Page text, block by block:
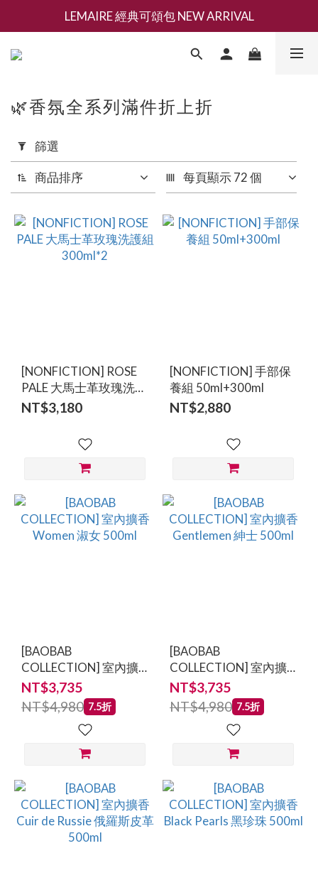
新會員募集現領抵用千元購物金
LEMAIRE 經典可頌包 NEW ARRIVAL
香氛 / 家居 / 餐廚 [ 全館折上兩件9折，三件享85折 】
用
篩
選
(0/20)
品
(37)
MON
AMOLN
BERTIOLI
(8)
MAD
et
LEN
看
🌿香氛全系列滿件折上折
篩選
商品排序 每頁顯示 72 個
[NONFICTION] ROSE
PALE 大馬士革玫瑰洗護
組 300ml*2
NT$3,180
[NONFICTION] 手部保
養組 50ml+300ml
NT$2,880
[BAOBAB
COLLECTION] 室內擴
香 Women 淑女 500ml
NT$3,735
NT$4,980 7.5折
[BAOBAB
COLLECTION] 室內擴
香 Gentlemen 紳士
500ml
NT$3,735
NT$4,980 7.5折